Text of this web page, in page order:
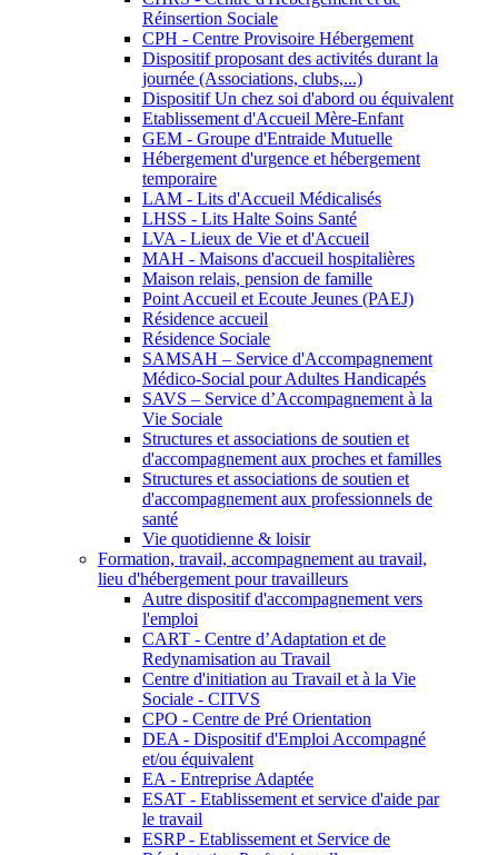
Réinsertion Sociale
CPH - Centre Provisoire Hébergement
Dispositif proposant des activités durant la
journée (Associations, clubs,...)
Dispositif Un chez soi d'abord ou équivalent
Etablissement d'Accueil Mère-Enfant
GEM - Groupe d'Entraide Mutuelle
Hébergement d'urgence et hébergement
temporaire
LAM - Lits d'Accueil Médicalisés
LHSS - Lits Halte Soins Santé
LVA - Lieux de Vie et d'Accueil
MAH - Maisons d'accueil hospitalières
Maison relais, pension de famille
Point Accueil et Ecoute Jeunes (PAEJ)
Résidence accueil
Résidence Sociale
SAMSAH – Service d'Accompagnement
Médico-Social pour Adultes Handicapés
SAVS – Service d’Accompagnement à la
Vie Sociale
Structures et associations de soutien et
d'accompagnement aux proches et familles
Structures et associations de soutien et
d'accompagnement aux professionnels de
santé
Vie quotidienne & loisir
Formation, travail, accompagnement au travail,
lieu d'hébergement pour travailleurs
Autre dispositif d'accompagnement vers
l'emploi
CART - Centre d’Adaptation et de
Redynamisation au Travail
Centre d'initiation au Travail et à la Vie
Sociale - CITVS
CPO - Centre de Pré Orientation
DEA - Dispositif d'Emploi Accompagné
et/ou équivalent
EA - Entreprise Adaptée
ESAT - Etablissement et service d'aide par
le travail
ESRP - Etablissement et Service de